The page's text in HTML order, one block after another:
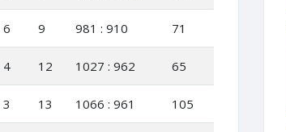
6 9 981 : 910 71
4 12 1027 : 962 65
3 13 1066 : 961 105